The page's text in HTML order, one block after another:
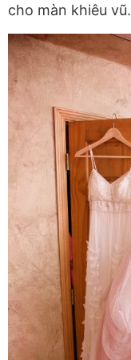
cho màn khiêu vũ.